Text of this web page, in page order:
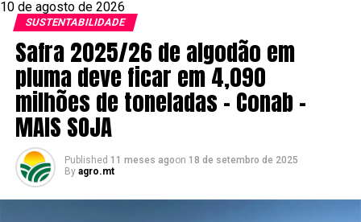
10 de agosto de 2026
SUSTENTABILIDADE
Safra 2025/26 de algodão em
pluma deve ficar em 4,090
milhões de toneladas – Conab –
MAIS SOJA
Published 11 meses agoon 18 de setembro de 2025
By agro.mt